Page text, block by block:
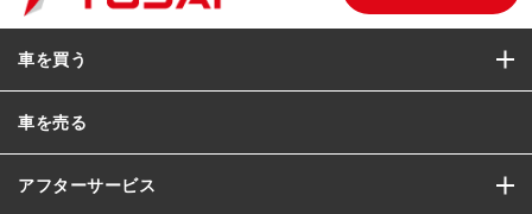
車を買う
車を売る
アフターサービス